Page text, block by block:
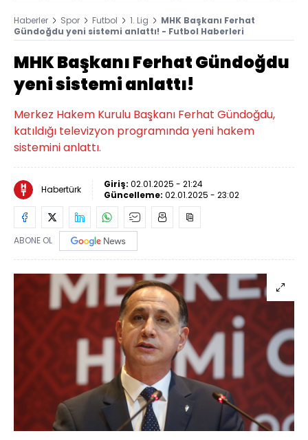
Haberler Spor Futbol 1. Lig
MHK Başkanı Ferhat
Gündoğdu yeni sistemi anlattı! - Futbol Haberleri
MHK Başkanı Ferhat Gündoğdu
yeni sistemi anlattı!
Merkez Hakem Kurulu Başkanı Ferhat Gündoğdu,
katıldığı televizyon programında yeni hakem
sistemini anlattı.
Habertürk Giriş: 02.01.2025 - 21:24
Güncelleme: 02.01.2025 - 23:02
ABONE OL